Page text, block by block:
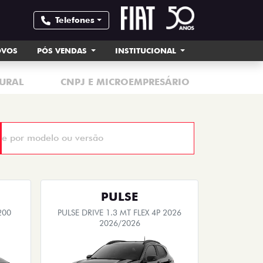
Telefones
PÓS VENDAS INSTITUCIONAL
CNPJ E MICROEMPRESÁRIO
PULSE
PULSE DRIVE 1.3 MT FLEX 4P 2026
2026/2026